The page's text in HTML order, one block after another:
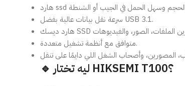
سرعة نقل بيانات عالية بفضل USB 3.1.
متوافق مع أنظمة تشغيل متعددة.
🔹 ليه تختار HIKSEMI T100؟